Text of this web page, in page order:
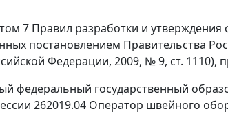
7 Правил разработки и
постановлением Правительства
Федерации, 2009, № 9, ст. 1110),
федеральный государственный
262019.04 Оператор швейного